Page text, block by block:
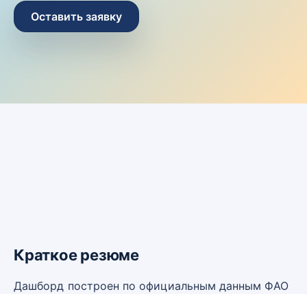
Оставить заявку
Краткое резюме
Дашборд построен по официальным данным ФАО